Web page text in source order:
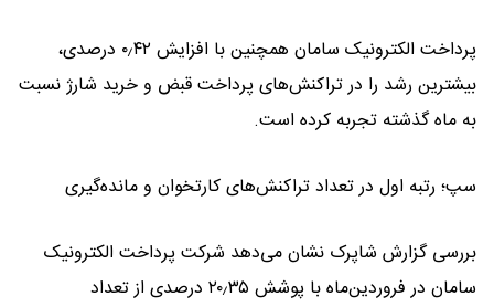
پرداخت الکترونیک سامان همچنین با افزایش ۰٫۴۲ درصدی،
بیشترین رشد را در تراکنش‌های پرداخت قبض و خرید شارژ نسبت
به ماه گذشته تجربه کرده است.
سپ؛ رتبه اول در تعداد تراکنش‌های کارتخوان و مانده‌گیری
بررسی گزارش شاپرک نشان می‌دهد شرکت پرداخت الکترونیک
سامان در فروردین‌ماه با پوشش ۲۰٫۳۵ درصدی از تعداد